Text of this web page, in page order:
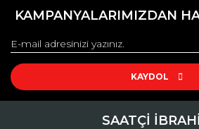
Görüş ve önerileriniz için teşekkür
Ürün resmi kalitesiz, bozuk veya
Ürün açıklamasında eksik bilgiler
Ürün fiyatı diğer sitelerden daha pahalı.
KAMPANYALARIMIZDAN
KAYDOL
SAATÇİ